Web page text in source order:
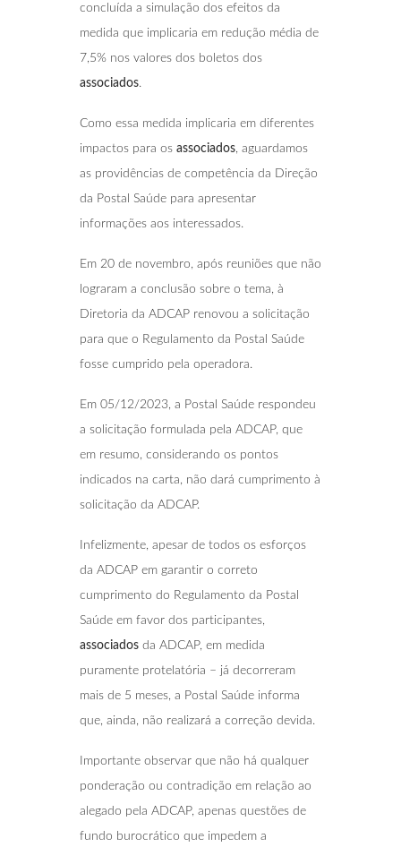
concluída a simulação dos efeitos da
medida que implicaria em redução média de
7,5% nos valores dos boletos dos
associados.
Como essa medida implicaria em diferentes
impactos para os associados , aguardamos
as providências de competência da Direção
da Postal Saúde para apresentar
informações aos interessados.
Em 20 de novembro, após reuniões que não
lograram a conclusão sobre o tema, à
Diretoria da ADCAP renovou a solicitação
para que o Regulamento da Postal Saúde
fosse cumprido pela operadora.
Em 05/12/2023, a Postal Saúde respondeu
a solicitação formulada pela ADCAP, que
em resumo, considerando os pontos
indicados na carta, não dará cumprimento à
solicitação da ADCAP.
Infelizmente, apesar de todos os esforços
da ADCAP em garantir o correto
cumprimento do Regulamento da Postal
Saúde em favor dos participantes,
associados da ADCAP, em medida
puramente protelatória – já decorreram
mais de 5 meses, a Postal Saúde informa
que, ainda, não realizará a correção devida.
Importante observar que não há qualquer
ponderação ou contradição em relação ao
alegado pela ADCAP, apenas questões de
fundo burocrático que impedem a